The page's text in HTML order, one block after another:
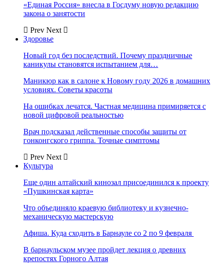
«Единая Россия» внесла в Госдуму новую редакцию
закона о занятости
Prev Next
Здоровье
Новый год без последствий. Почему праздничные
каникулы становятся испытанием для…
Маникюр как в салоне к Новому году 2026 в домашних
условиях. Советы красоты
На ошибках лечатся. Частная медицина примиряется с
новой цифровой реальностью
Врач подсказал действенные способы защиты от
гонконгского гриппа. Точные симптомы
Prev Next
Культура
Еще один алтайский кинозал присоединился к проекту
«Пушкинская карта»
Что объединяло краевую библиотеку и кузнечно-
механическую мастерскую
Афиша. Куда сходить в Барнауле со 2 по 9 февраля
В барнаульском музее пройдет лекция о древних
крепостях Горного Алтая